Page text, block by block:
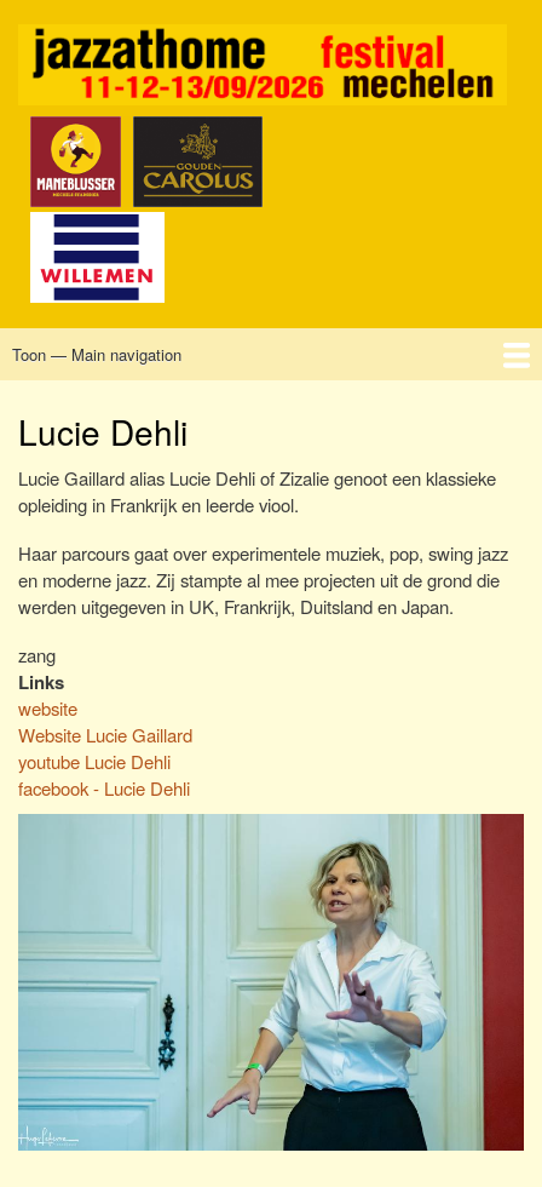
de
Main
Toon — Main navigation
Lucie Dehli
Lucie Gaillard alias Lucie Dehli of Zizalie genoot een klassieke
opleiding in Frankrijk en leerde viool.
Haar parcours gaat over experimentele muziek, pop, swing jazz
en moderne jazz. Zij stampte al mee projecten uit de grond die
werden uitgegeven in UK, Frankrijk, Duitsland en Japan.
zang
Links
website
Website Lucie Gaillard
youtube Lucie Dehli
facebook - Lucie Dehli